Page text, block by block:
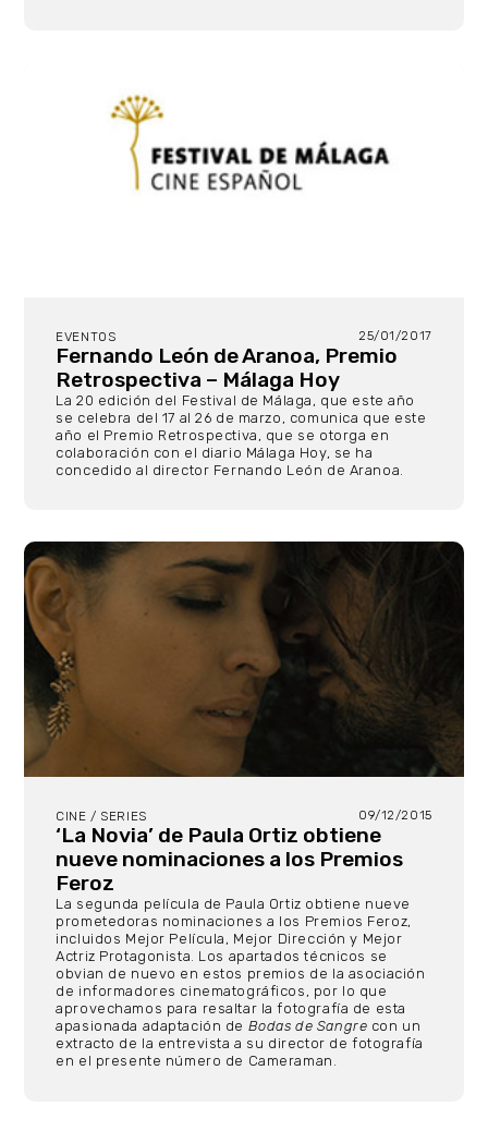
EVENTOS 25/01/2017
Fernando León de Aranoa, Premio
Retrospectiva – Málaga Hoy
La 20 edición del Festival de Málaga, que este año
se celebra del 17 al 26 de marzo, comunica que este
año el Premio Retrospectiva, que se otorga en
colaboración con el diario Málaga Hoy, se ha
concedido al director Fernando León de Aranoa.
CINE / SERIES 09/12/2015
‘La Novia’ de Paula Ortiz obtiene
nueve nominaciones a los Premios
Feroz
La segunda película de Paula Ortiz obtiene nueve
prometedoras nominaciones a los Premios Feroz,
incluidos Mejor Película, Mejor Dirección y Mejor
Actriz Protagonista. Los apartados técnicos se
obvian de nuevo en estos premios de la asociación
de informadores cinematográficos, por lo que
aprovechamos para resaltar la fotografía de esta
apasionada adaptación de Bodas de Sangre con un
extracto de la entrevista a su director de fotografía
en el presente número de Cameraman.